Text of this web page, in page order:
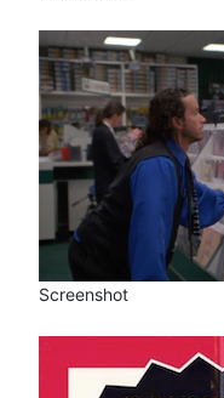
Screenshot